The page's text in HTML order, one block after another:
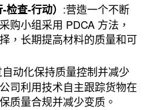
查-行动） :营造一个不断
购小组采用 PDCA 方法，
，长期提高材料的质量和可
动化保持质量控制并减少
司利用技术自主跟踪货物在
质量合规并减少变质。